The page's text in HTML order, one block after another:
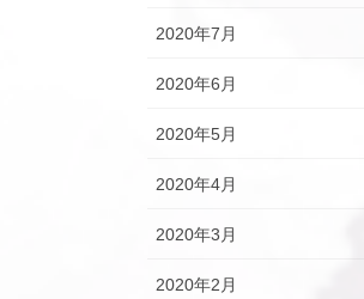
2020年7月
2020年6月
2020年5月
2020年4月
2020年3月
2020年2月